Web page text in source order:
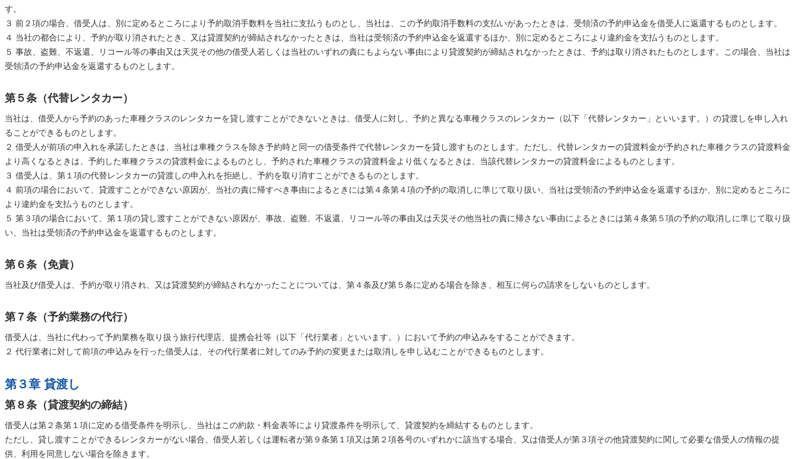
す。
３ 前２項の場合、借受人は、別に定めるところにより予約取消手数料を当社に支払うものとし、当社は、この予約取消手数料の支払いがあったときは、受領済の予約申込金を借受人に返還するものとします。
４ 当社の都合により、予約が取り消されたとき、又は貸渡契約が締結されなかったときは、当社は受領済の予約申込金を返還するほか、別に定めるところにより違約金を支払うものとします。
５ 事故、盗難、不返還、リコール等の事由又は天災その他の借受人若しくは当社のいずれの責にもよらない事由により貸渡契約が締結されなかったときは、予約は取り消されたものとします。この場合、当社は
受領済の予約申込金を返還するものとします。
第５条（代替レンタカー）
当社は、借受人から予約のあった車種クラスのレンタカーを貸し渡すことができないときは、借受人に対し、予約と異なる車種クラスのレンタカー（以下「代替レンタカー」といいます。）の貸渡しを申し入れ
ることができるものとします。
２ 借受人が前項の申入れを承諾したときは、当社は車種クラスを除き予約時と同一の借受条件で代替レンタカーを貸し渡すものとします。ただし、代替レンタカーの貸渡料金が予約された車種クラスの貸渡料金
より高くなるときは、予約した車種クラスの貸渡料金によるものとし、予約された車種クラスの貸渡料金より低くなるときは、当該代替レンタカーの貸渡料金によるものとします。
３ 借受人は、第１項の代替レンタカーの貸渡しの申入れを拒絶し、予約を取り消すことができるものとします。
４ 前項の場合において、貸渡すことができない原因が、当社の責に帰すべき事由によるときには第４条第４項の予約の取消しに準じて取り扱い、当社は受領済の予約申込金を返還するほか、別に定めるところに
より違約金を支払うものとします。
５ 第３項の場合において、第１項の貸し渡すことができない原因が、事故、盗難、不返還、リコール等の事由又は天災その他当社の責に帰さない事由によるときには第４条第５項の予約の取消しに準じて取り扱
い、当社は受領済の予約申込金を返還するものとします。
第６条（免責）
当社及び借受人は、予約が取り消され、又は貸渡契約が締結されなかったことについては、第４条及び第５条に定める場合を除き、相互に何らの請求をしないものとします。
第７条（予約業務の代行）
借受人は、当社に代わって予約業務を取り扱う旅行代理店、提携会社等（以下「代行業者」といいます。）において予約の申込みをすることができます。
２ 代行業者に対して前項の申込みを行った借受人は、その代行業者に対してのみ予約の変更または取消しを申し込むことができるものとします。
第３章 貸渡し
第８条（貸渡契約の締結）
借受人は第２条第１項に定める借受条件を明示し、当社はこの約款・料金表等により貸渡条件を明示して、貸渡契約を締結するものとします。
ただし、貸し渡すことができるレンタカーがない場合、借受人若しくは運転者が第９条第１項又は第２項各号のいずれかに該当する場合、又は借受人が第３項その他貸渡契約に関して必要な借受人の情報の提
供、利用を同意しない場合を除きます。